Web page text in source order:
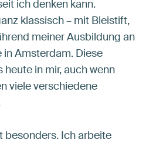
ich denken kann.
klassisch – mit Bleistift,
meiner Ausbildung an
Amsterdam. Diese
in mir, auch wenn
viele verschiedene
besonders. Ich arbeite